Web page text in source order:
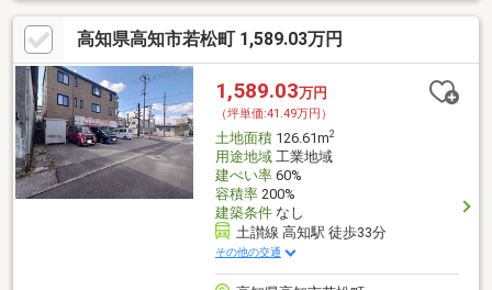
高知県高知市若松町 1,589.03万円
1,589.03万円
（坪単価:41.49万円）
土地面積126.61m2
用途地域工業地域
建ぺい率60%
容積率200%
建築条件なし
土讃線 高知駅 徒歩33分
その他の交通